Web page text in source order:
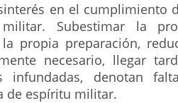
en el cumplimiento
Subestimar la
propia preparación,
necesario, llegar
infundadas, denotan
de espíritu militar.